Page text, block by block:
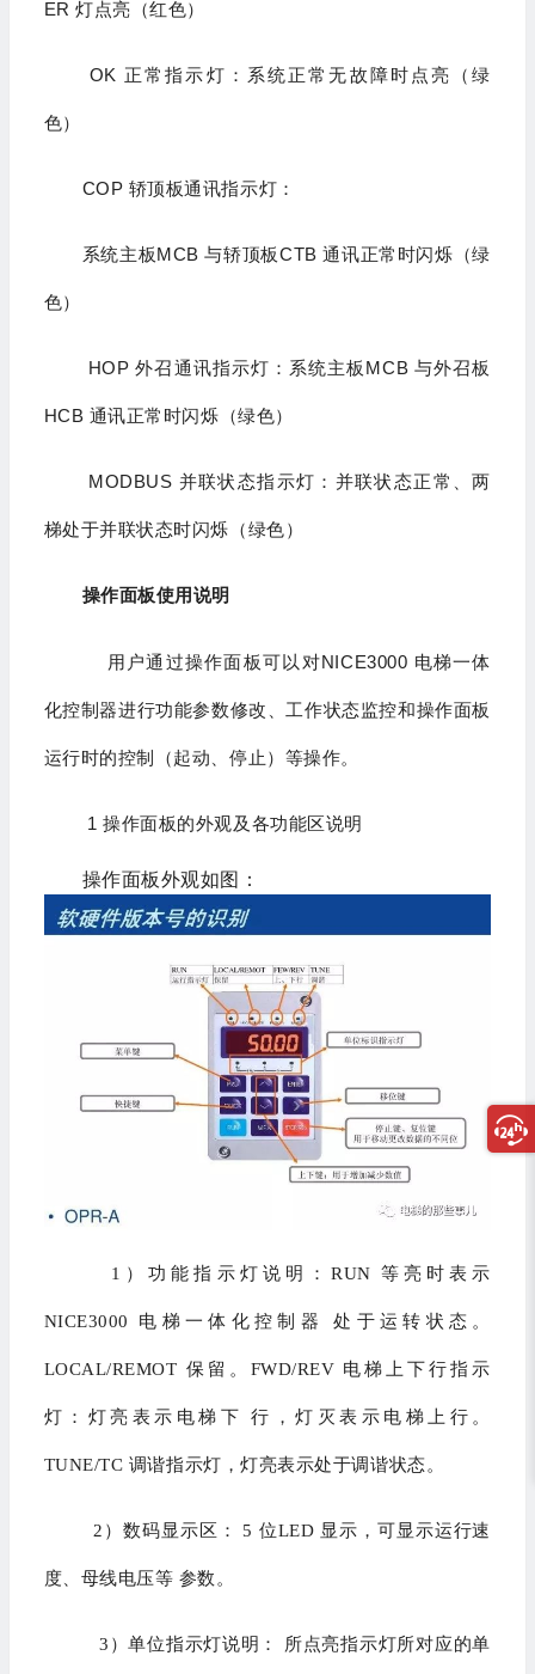
ER 灯点亮（红色）
OK 正常指示灯：系统正常无故障时点亮（绿
色）
COP 轿顶板通讯指示灯：
系统主板MCB 与轿顶板CTB 通讯正常时闪烁（绿
色）
HOP 外召通讯指示灯：系统主板MCB 与外召板
HCB 通讯正常时闪烁（绿色）
MODBUS 并联状态指示灯：并联状态正常、两
梯处于并联状态时闪烁（绿色）
操作面板使用说明
用户通过操作面板可以对NICE3000 电梯一体
化控制器进行功能参数修改、工作状态监控和操作面板
运行时的控制（起动、停止）等操作。
1 操作面板的外观及各功能区说明
操作面板外观如图：
1）功能指示灯说明：RUN 等亮时表示
NICE3000 电梯一体化控制器 处于运转状态。
LOCAL/REMOT 保留。FWD/REV 电梯上下行指示
灯：灯亮表示电梯下 行，灯灭表示电梯上行。
TUNE/TC 调谐指示灯，灯亮表示处于调谐状态。
2）数码显示区： 5 位LED 显示，可显示运行速
度、母线电压等 参数。
3）单位指示灯说明： 所点亮指示灯所对应的单